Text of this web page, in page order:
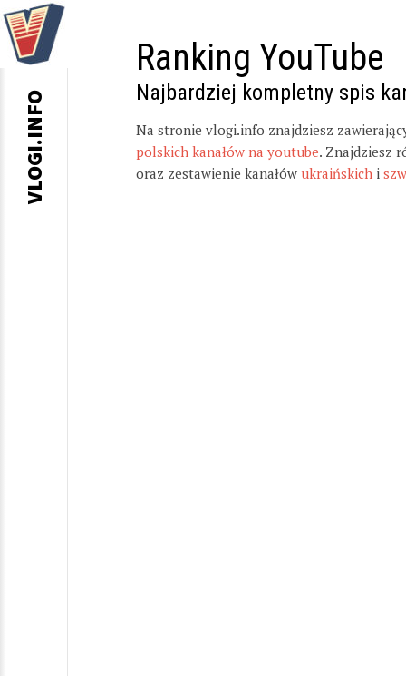
Ranking YouTube
Najbardziej kompletny spis
Na stronie vlogi.info znajdziesz
polskich kanałów na youtube. Znajdziesz
oraz zestawienie kanałów ukraińskich i
VLOGI.INFO